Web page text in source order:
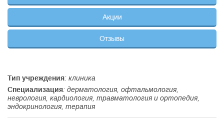
Акции
Отзывы
Тип учреждения: клиника
Специализация: дерматология, офтальмология,
неврология, кардиология, травматология и ортопедия,
эндокринология, терапия